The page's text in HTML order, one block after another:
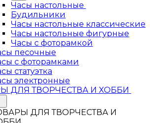
Часы настольные
Будильники
Часы настольные классические
Часы настольные фигурные
Часы с фоторамкой
песочные
с фоторамками
статуэтка
электронные
ДЛЯ ТВОРЧЕСТВА И ХОББИ
ДЛЯ ТВОРЧЕСТВА И